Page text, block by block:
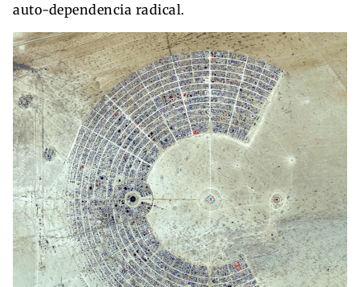
auto-dependencia radical.